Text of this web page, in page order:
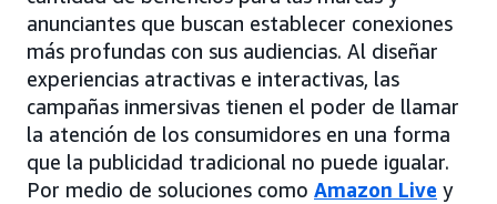
anunciantes que buscan establecer conexiones
más profundas con sus audiencias. Al diseñar
experiencias atractivas e interactivas, las
campañas inmersivas tienen el poder de llamar
la atención de los consumidores en una forma
que la publicidad tradicional no puede igualar.
Por medio de soluciones como Amazon Live y